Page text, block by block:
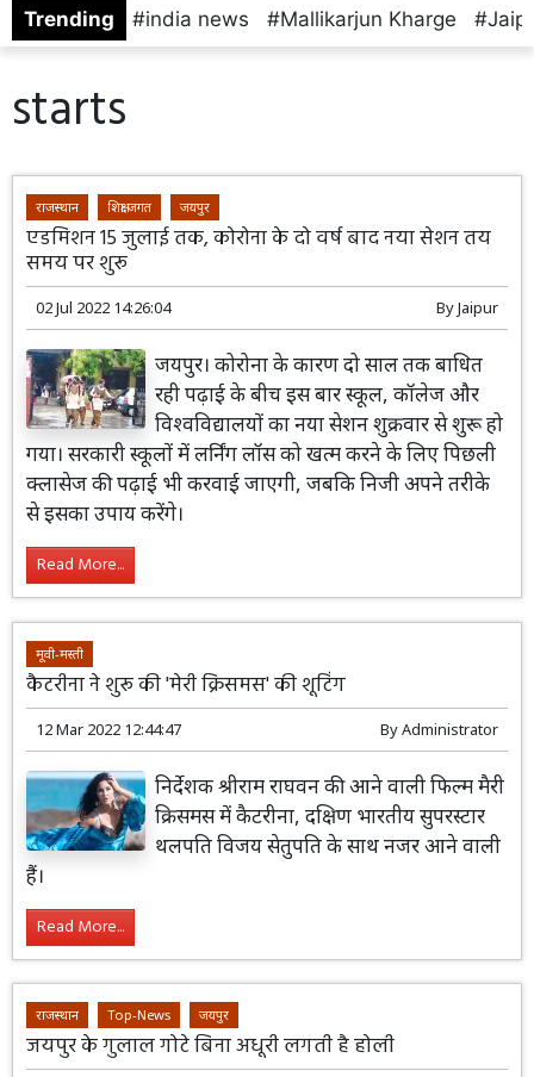
Trending india news Mallikarjun Kharge
starts
राजस्थान शिक्षा जगत जयपुर
एडमिशन 15 जुलाई तक, कोरोना के दो वर्ष बाद नया सेशन तय
समय पर शुरू
02 Jul 2022 14:26:04 ByJaipur
जयपुर। कोरोना के कारण दो साल तक बाधित
रही पढ़ाई के बीच इस बार स्कूल, कॉलेज और
विश्वविद्यालयों का नया सेशन शुक्रवार से शुरू हो
गया। सरकारी स्कूलों में लर्निंग लॉस को खत्म करने के लिए पिछली
क्लासेज की पढ़ाई भी करवाई जाएगी, जबकि निजी अपने तरीके
से इसका उपाय करेंगे।
Read More...
मूवी-मस्ती
कैटरीना ने शुरू की 'मेरी क्रिसमस' की शूटिंग
12 Mar 2022 12:44:47 ByAdministrator
निर्देशक श्रीराम राघवन की आने वाली फिल्म मैरी
क्रिसमस में कैटरीना, दक्षिण भारतीय सुपरस्टार
थलपति विजय सेतुपति के साथ नजर आने वाली
हैं।
Read More...
राजस्थान Top-News जयपुर
जयपुर के गुलाल गोटे बिना अधूरी लगती है होली